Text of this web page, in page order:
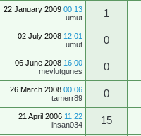
22 January 2009 00:13
umut
1
02 July 2008 12:01
umut
0
06 June 2008 16:00
mevlutgunes
0
26 March 2008 00:06
tamerr89
0
21 April 2006 11:22
ihsan034
15